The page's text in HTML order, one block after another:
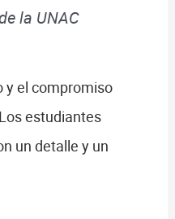
la UNAC
y el compromiso
estudiantes
un detalle y un